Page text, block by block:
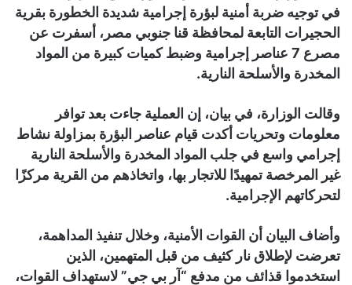
في توجيه ضربة أمنية لبؤرة إجرامية شديدة الخطورة بقرية
الحجيرات التابعة لمحافظة قنا جنوبي مصر، أسفرت عن
مصرع 7 عناصر إجرامية وضبط كميات كبيرة من المواد
المخدرة والأسلحة النارية.
وقالت الوزارة، في بيان، إن العملية جاءت بعد توافر
معلومات وتحريات أكدت قيام عناصر البؤرة بمزاولة نشاط
إجرامي واسع في جلب المواد المخدرة والأسلحة النارية
غير المرخصة تمهيدًا للاتجار بها، واتخاذهم من القرية مركزًا
لتحركاتهم الإجرامية.
وأضاف البيان أن القوات الأمنية، وخلال تنفيذ المداهمة،
تعرضت لإطلاق نار كثيف من قبل المتهمين، الذين
استخدموا قذائف من مدفع “آر بي جي” لاستهداف القوات،